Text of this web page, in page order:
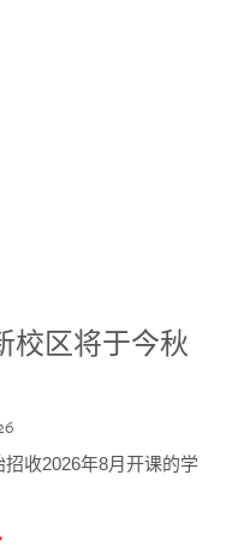
校区将于今秋
收2026年8月开课的学